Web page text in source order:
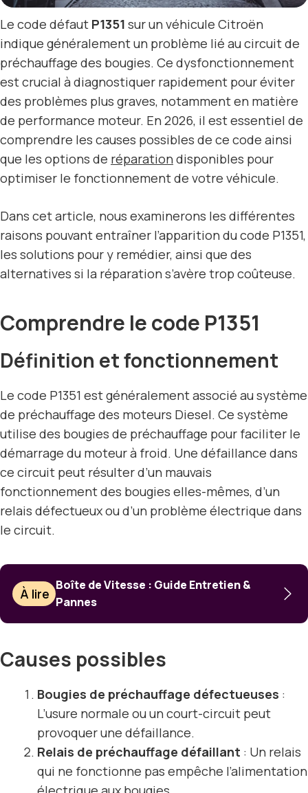
Le code défaut P1351 sur un véhicule Citroën
indique généralement un problème lié au circuit de
préchauffage des bougies. Ce dysfonctionnement
est crucial à diagnostiquer rapidement pour éviter
des problèmes plus graves, notamment en matière
de performance moteur. En 2026, il est essentiel de
comprendre les causes possibles de ce code ainsi
que les options de réparation disponibles pour
optimiser le fonctionnement de votre véhicule.
Dans cet article, nous examinerons les différentes
raisons pouvant entraîner l’apparition du code P1351,
les solutions pour y remédier, ainsi que des
alternatives si la réparation s’avère trop coûteuse.
Comprendre le code P1351
Définition et fonctionnement
Le code P1351 est généralement associé au système
de préchauffage des moteurs Diesel. Ce système
utilise des bougies de préchauffage pour faciliter le
démarrage du moteur à froid. Une défaillance dans
ce circuit peut résulter d’un mauvais
fonctionnement des bougies elles-mêmes, d’un
relais défectueux ou d’un problème électrique dans
le circuit.
À lire
Boîte de Vitesse : Guide Entretien &
Pannes
Causes possibles
Bougies de préchauffage défectueuses :
L’usure normale ou un court-circuit peut
provoquer une défaillance.
Relais de préchauffage défaillant : Un relais
qui ne fonctionne pas empêche l’alimentation